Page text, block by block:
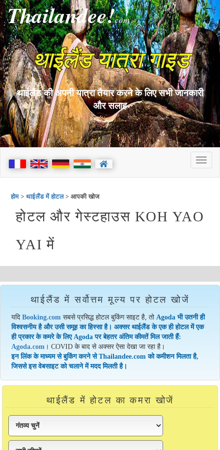
Thailandee!com
थाईलैंड यात्रा गाइड
थाईलैंड की अपनी यात्रा तैयार करने के लिए सभी जानकारी
और सलाह
होम>थाईलैंड में होटल> आपकी खोज
होटल और गेस्टहाउस KOH YAO
YAI में
थाईलैंड में सर्वोत्तम मूल्य पर होटल खोजें
यदिBooking.com सबसे प्रसिद्ध होटल बुकिंग साइट है, तोAgoda भी उतनी ही
विश्वसनीय है और उसी समूह का हिस्सा है। अक्सर थाईलैंड के एक ही होटल में एक
ही प्रकार के कमरे के लिए Agoda पर बेहतर अंतिम कीमतें मिल जाती हैं:
Agoda.com । COVID के बाद से अक्सर ऐसा देखा जा रहा है।
इन लिंक के माध्यम से बुकिंग करने से Thailandee.com को कमीशन मिलता है,
जिससे इस वेबसाइट को चलाने में मदद मिलती है।
थाईलैंड में होटल का कमरा खोजें